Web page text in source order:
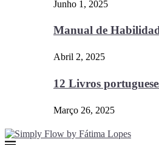
Junho 1, 2025
Manual de
Abril 2, 2025
12 Livros
Março 26, 2025